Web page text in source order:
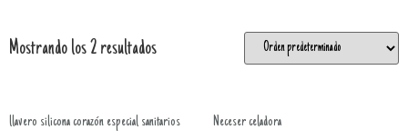
Mostrando los 2 resultados
llavero silicona corazón especial sanitarios Neceser celadora